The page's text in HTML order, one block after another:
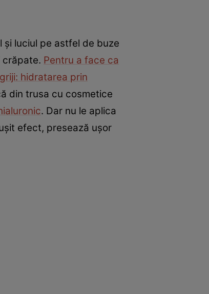
luciul pe astfel de buze
crăpate. Pentru a face ca
hidratarea prin
din trusa cu cosmetice
. Dar nu le aplica
efect, presează uşor